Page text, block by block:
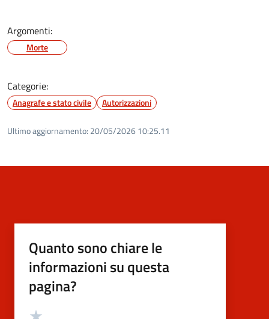
Argomenti:
Morte
Categorie:
Anagrafe e stato civile Autorizzazioni
Ultimo aggiornamento: 20/05/2026 10:25.11
Quanto sono chiare le
informazioni su questa
pagina?
Valutazione